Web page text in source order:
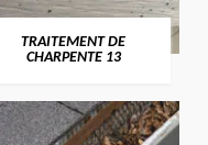
TRAITEMENT DE
CHARPENTE 13